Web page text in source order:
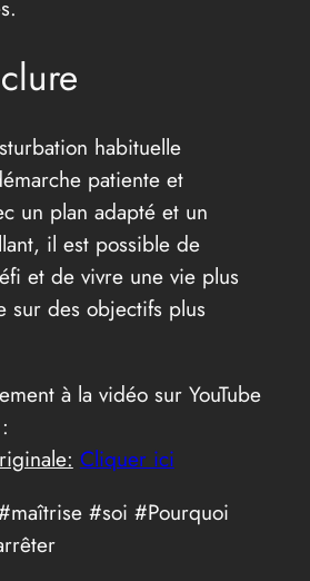
habituelle
patiente et
un plan adapté et un
il est possible de
et de vivre une vie plus
sur des objectifs plus
à la vidéo sur YouTube
Cliquer ici
#soi #Pourquoi